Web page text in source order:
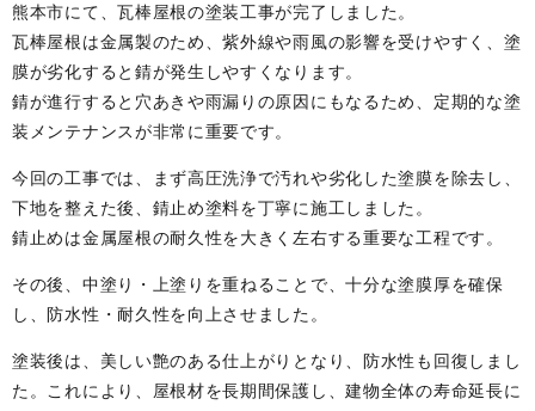
熊本市にて、瓦棒屋根の塗装工事が完了しました。
瓦棒屋根は金属製のため、紫外線や雨風の影響を受けやすく、塗
膜が劣化すると錆が発生しやすくなります。
錆が進行すると穴あきや雨漏りの原因にもなるため、定期的な塗
装メンテナンスが非常に重要です。
今回の工事では、まず高圧洗浄で汚れや劣化した塗膜を除去し、
下地を整えた後、錆止め塗料を丁寧に施工しました。
錆止めは金属屋根の耐久性を大きく左右する重要な工程です。
その後、中塗り・上塗りを重ねることで、十分な塗膜厚を確保
し、防水性・耐久性を向上させました。
塗装後は、美しい艶のある仕上がりとなり、防水性も回復しまし
た。これにより、屋根材を長期間保護し、建物全体の寿命延長に